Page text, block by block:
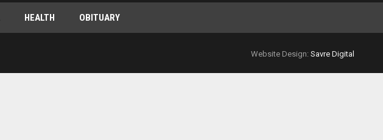
HEALTH OBITUARY
Website Design: Savre Digital